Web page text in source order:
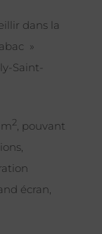
dans la
»
Saint-
2, pouvant
écran,